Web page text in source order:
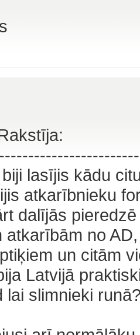
lasījis kādu
atkarībnieku
dalījās
atkarībām no
un citām
Latvijā
lai slimnieki